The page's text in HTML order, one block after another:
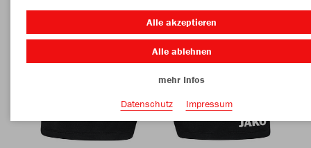
Alle akzeptieren
Alle ablehnen
mehr Infos
Datenschutz
Impressum